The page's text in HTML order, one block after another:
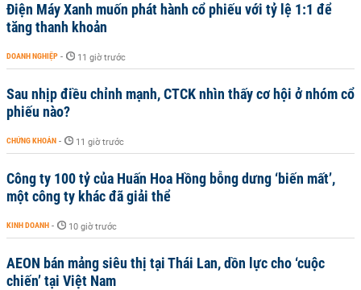
Điện Máy Xanh muốn phát hành cổ phiếu với tỷ lệ 1:1 để
tăng thanh khoản
DOANH NGHIỆP - 11 giờ trước
Sau nhịp điều chỉnh mạnh, CTCK nhìn thấy cơ hội ở nhóm cổ
phiếu nào?
CHỨNG KHOÁN - 11 giờ trước
Công ty 100 tỷ của Huấn Hoa Hồng bỗng dưng ‘biến mất’,
một công ty khác đã giải thể
KINH DOANH - 10 giờ trước
AEON bán mảng siêu thị tại Thái Lan, dồn lực cho ‘cuộc
chiến’ tại Việt Nam